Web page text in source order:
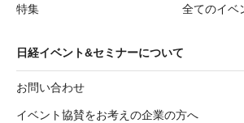
特集
全てのイベ
日経イベント&セミナーについて
お問い合わせ
イベント協賛をお考えの企業の方へ